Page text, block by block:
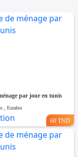
par jour en tunis
, Ezzahra
60 TND